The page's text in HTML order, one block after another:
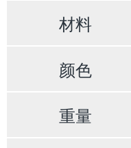
材料
颜色
重量